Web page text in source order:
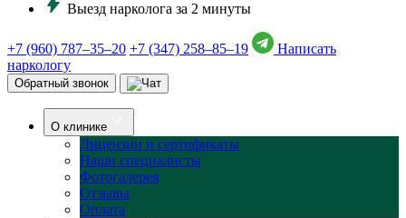
Выезд нарколога за 2 минуты
+7 (960) 787–35–20 +7 (347) 258–85–19
Написать
наркологу
Обратный звонок
О клинике
Лицензии и сертификаты
Наши специалисты
Фотогалерея
Отзывы
Оплата